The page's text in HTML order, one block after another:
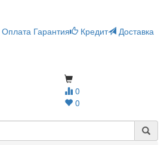
Оплата Гарантия Кредит
Доставка
0
0